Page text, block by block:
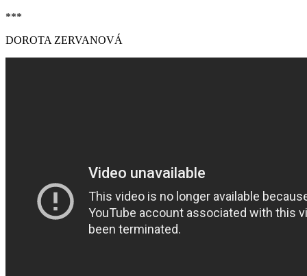
***
DOROTA ZERVANOVÁ